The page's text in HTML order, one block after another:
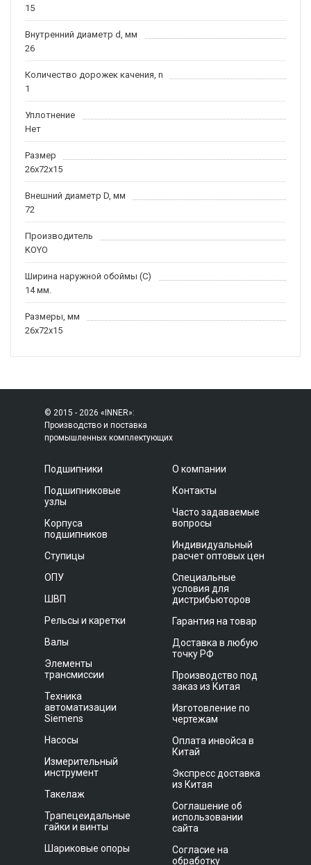
15
Внутренний диаметр d, мм
26
Количество дорожек качения, n
1
Уплотнение
Нет
Размер
26x72x15
Внешний диаметр D, мм
72
Производитель
KOYO
Ширина наружной обоймы (C)
14 мм.
Размеры, мм
26x72x15
© 2015 - 2026 «INNER»:
Производство и поставка
промышленных комплектующих
Подшипники
Подшипниковые
узлы
Корпуса
подшипников
Ступицы
ОПУ
ШВП
Рельсы и каретки
Валы
Элементы
трансмиссии
Техника
автоматизации
Siemens
Насосы
Измерительный
инструмент
Такелаж
Трапецеидальные
гайки и винты
Шариковые опоры
О компании
Контакты
Часто задаваемые
вопросы
Индивидуальный
расчет оптовых цен
Специальные
условия для
дистрибьюторов
Гарантия на товар
Доставка в любую
точку РФ
Производство под
заказ из Китая
Изготовление по
чертежам
Оплата инвойса в
Китай
Экспресс доставка
из Китая
Соглашение об
использовании
сайта
Согласие на
обработку